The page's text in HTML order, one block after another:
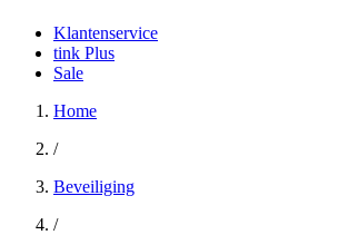
Klantenservice
tink Plus
Sale
Home
/
Beveiliging
/